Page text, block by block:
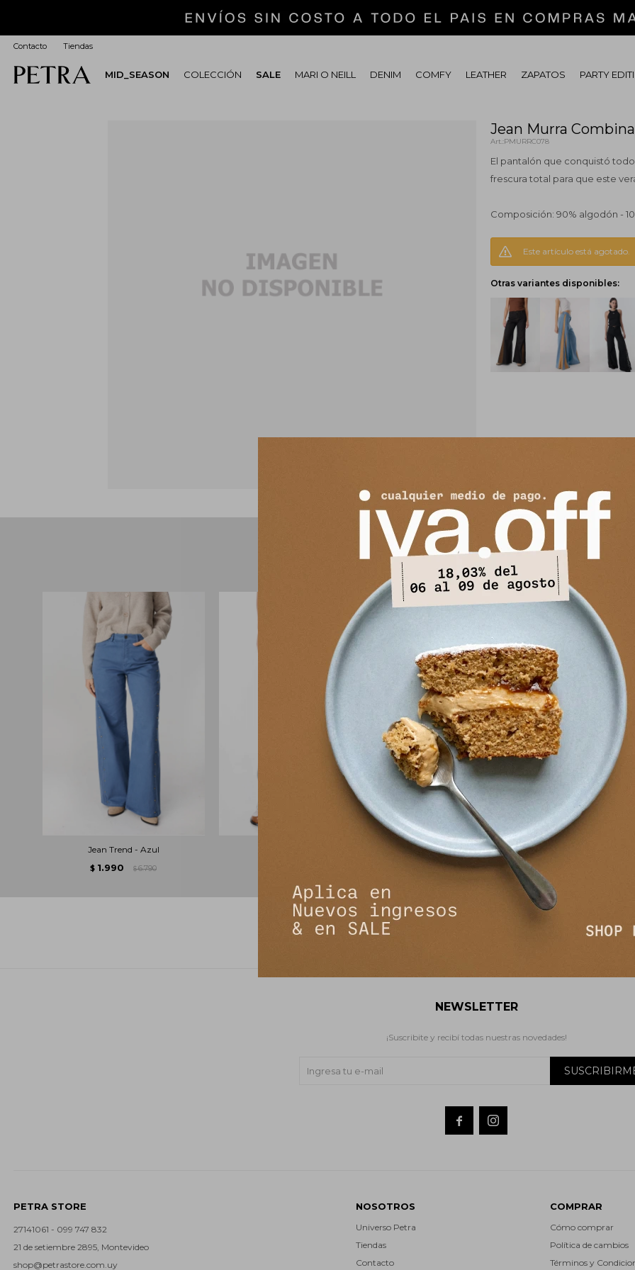
MID_SEASON COLECCIÓN SALE MARI O NEILL DENIM COMFY LEATHER ZAPATOS PARTY
Contacto Tiendas
Jean Murra
PMURRC078
El pantalón que conquistó
frescura total para que este
Composición: 90% algodón -
Este artículo está agotado.
Otras variantes disponibles:
PRODUCTOS QUE TE PUEDEN INTERESAR
Jean Trend - Azul
$ 1.990 $ 6.790
Jean Arwen - Azul
$ 5.074 $ 6.190
PETRA STORE
27141061 - 099 747 832
21 de setiembre 2895, Montevideo
shop@petrastore.com.uy
NOSOTROS
Universo Petra
Tiendas
Contacto
COMPRAR
Cómo comprar
Política de cambios
Términos y
NEWSLETTER
¡Suscribite y recibí todas nuestras novedades!
 